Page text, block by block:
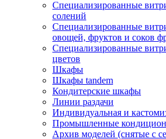
Специализированные
солений
Специализированные
овощей, фруктов и соков
Специализированные
цветов
Шкафы
Шкафы tandem
Кондитерские шкафы
Линии раздачи
Индивидуальная и
Промышленные
Архив моделей (снятые с